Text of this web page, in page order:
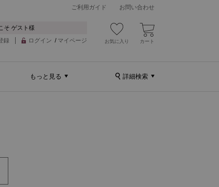
ご利用ガイド お問い合わせ
そ ゲスト様
録
ログイン / マイページ お気に入り カート
もっと見る 詳細検索